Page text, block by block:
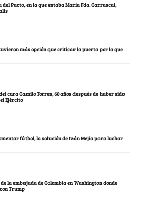
Pacto, en la que estaba María Fda. Carrascal,
más opción que criticar la puerta por la que
cura Camilo Torres, 60 años después de haber sido
Ejército
fútbol, la solución de Iván Mejía para luchar
la embajada de Colombia en Washington donde
Trump